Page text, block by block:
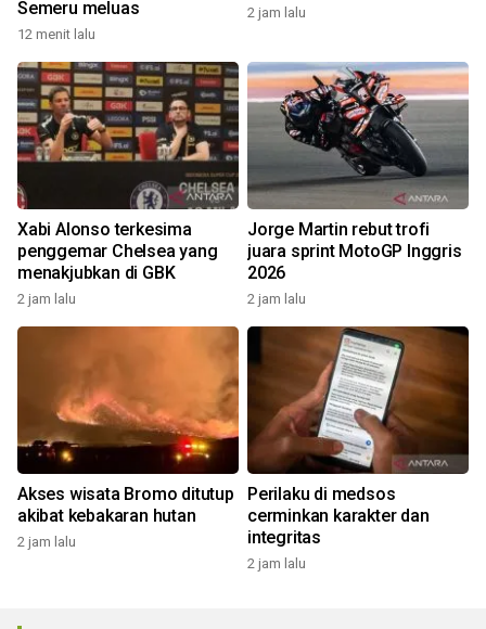
Semeru meluas
12 menit lalu
2 jam lalu
Xabi Alonso terkesima
penggemar Chelsea yang
menakjubkan di GBK
2 jam lalu
Jorge Martin rebut trofi
juara sprint MotoGP Inggris
2026
2 jam lalu
Akses wisata Bromo ditutup
akibat kebakaran hutan
2 jam lalu
Perilaku di medsos
cerminkan karakter dan
integritas
2 jam lalu